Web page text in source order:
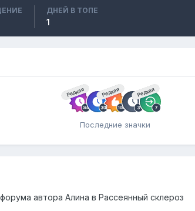
ДНЕЙ В ТОПЕ
1
Редкая Редкая Редкая
Последние значки
автора Алина в Рассеянный склероз